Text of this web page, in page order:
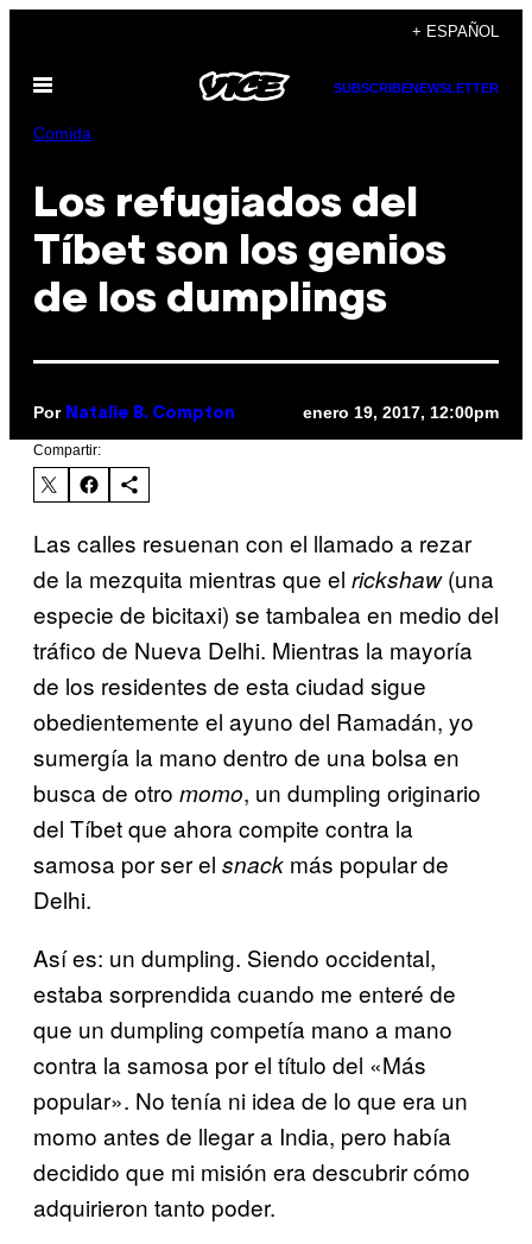
contenido
+ ESPAÑOL
Abrir
SUBSCRIBENEWSLETTER
Comida
Los refugiados del
Tíbet son los genios
de los dumplings
Por Natalie B. Compton enero 19, 2017, 12:00pm
Compartir:
Las calles resuenan con el llamado a rezar
de la mezquita mientras que el rickshaw(una
especie de bicitaxi) se tambalea en medio del
tráfico de Nueva Delhi. Mientras la mayoría
de los residentes de esta ciudad sigue
obedientemente el ayuno del Ramadán, yo
sumergía la mano dentro de una bolsa en
busca de otro momo, un dumpling originario
del Tíbet que ahora compite contra la
samosa por ser el snack más popular de
Delhi.
Así es: un dumpling. Siendo occidental,
estaba sorprendida cuando me enteré de
que un dumpling competía mano a mano
contra la samosa por el título del «Más
popular». No tenía ni idea de lo que era un
momo antes de llegar a India, pero había
decidido que mi misión era descubrir cómo
adquirieron tanto poder.